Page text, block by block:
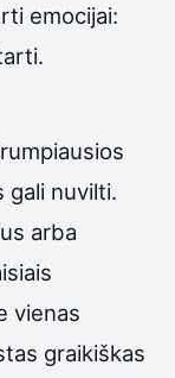
emocijai:
gali nuvilti.
arba
vienas
graikiškas